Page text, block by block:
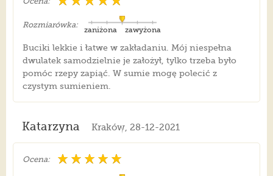
Rozmiarówka:
zawyżona
zaniżona
Buciki lekkie i łatwe w zakładaniu. Mój niespełna
dwulatek samodzielnie je założył, tylko trzeba było
pomóc rzepy zapiąć. W sumie mogę polecić z
czystym sumieniem.
Katarzyna Kraków, 28-12-2021
Ocena: